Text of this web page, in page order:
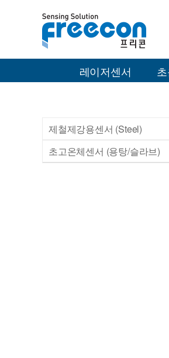
레이저센서
제철제강용센서 (Steel)
초고온체센서 (용탕/슬라브)